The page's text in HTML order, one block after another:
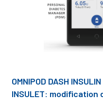
OMNIPOD DASH
INSULET: modification